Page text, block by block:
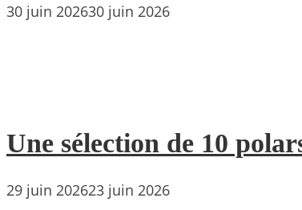
30 juin 202630 juin 2026
Une sélection de 10
29 juin 202623 juin 2026